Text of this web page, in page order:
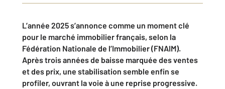
L’année 2025 s’annonce comme un moment clé
pour le marché immobilier français, selon la
Fédération Nationale de l’Immobilier (FNAIM).
Après trois années de baisse marquée des ventes
et des prix, une stabilisation semble enfin se
profiler, ouvrant la voie à une reprise progressive.